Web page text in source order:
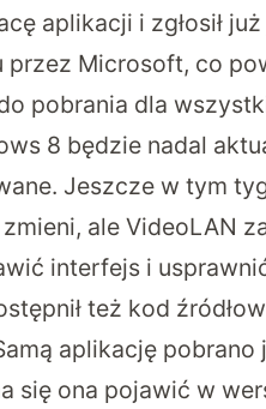
aplikacji i zgłosił
przez Microsoft, co
pobrania dla
8 będzie nadal
Jeszcze w tym
ale VideoLAN
interfejs i
też kod
aplikację
się ona pojawić w